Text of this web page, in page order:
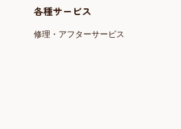
各種サービス
修理・アフターサービス